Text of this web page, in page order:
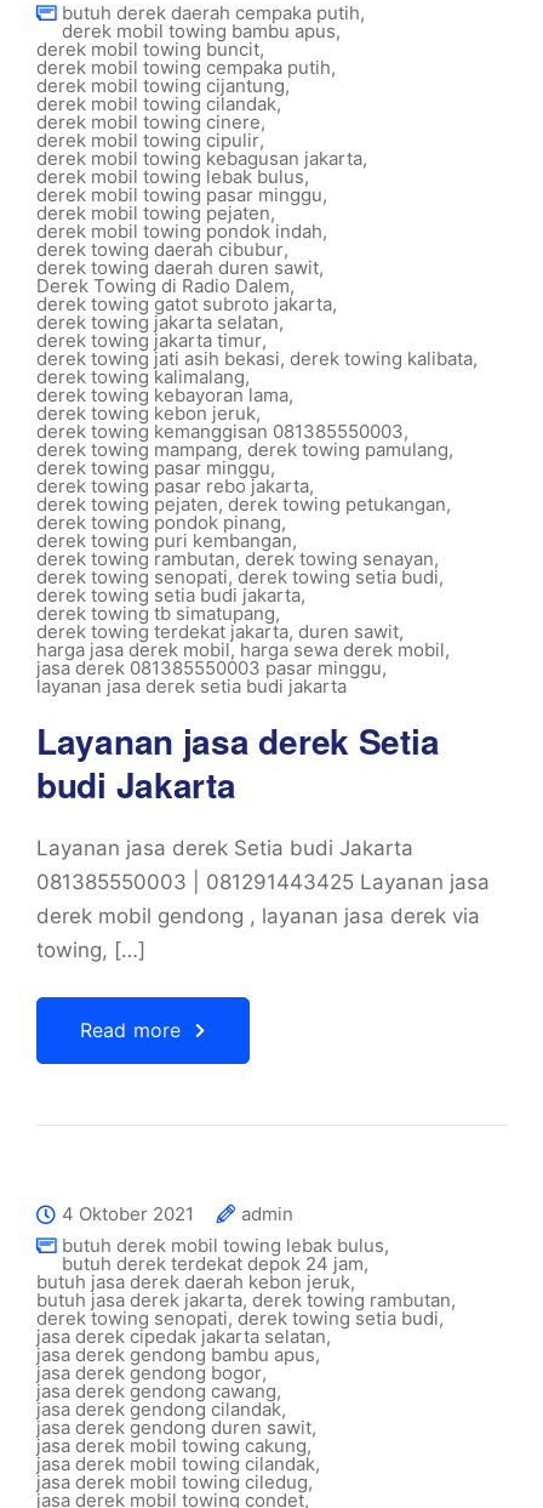
butuh derek daerah cempaka putih,
derek mobil towing bambu apus,
derek mobil towing buncit,
derek mobil towing cempaka putih,
derek mobil towing cijantung,
derek mobil towing cilandak,
derek mobil towing cinere,
derek mobil towing cipulir,
derek mobil towing kebagusan jakarta,
derek mobil towing lebak bulus,
derek mobil towing pasar minggu,
derek mobil towing pejaten,
derek mobil towing pondok indah,
derek towing daerah cibubur,
derek towing daerah duren sawit,
Derek Towing di Radio Dalem,
derek towing gatot subroto jakarta,
derek towing jakarta selatan,
derek towing jakarta timur,
derek towing jati asih bekasi, derek towing kalibata,
derek towing kalimalang,
derek towing kebayoran lama,
derek towing kebon jeruk,
derek towing kemanggisan 081385550003,
derek towing mampang, derek towing pamulang,
derek towing pasar minggu,
derek towing pasar rebo jakarta,
derek towing pejaten, derek towing petukangan,
derek towing pondok pinang,
derek towing puri kembangan,
derek towing rambutan, derek towing senayan,
derek towing senopati,derek towing setia budi,
derek towing setia budi jakarta,
derek towing tb simatupang,
derek towing terdekat jakarta, duren sawit,
harga jasa derek mobil, harga sewa derek mobil,
jasa derek 081385550003 pasar minggu,
layanan jasa derek setia budi jakarta
Layanan jasa derek Setia
budi Jakarta
Layanan jasa derek Setia budi Jakarta
081385550003 | 081291443425 Layanan jasa
derek mobil gendong , layanan jasa derek via
towing, […]
Read more
4 Oktober 2021
admin
butuh derek mobil towing lebak bulus,
butuh derek terdekat depok 24 jam,
butuh jasa derek daerah kebon jeruk,
butuh jasa derek jakarta, derek towing rambutan,
derek towing senopati, derek towing setia budi,
jasa derek cipedak jakarta selatan,
jasa derek gendong bambu apus,
jasa derek gendong bogor,
jasa derek gendong cawang,
jasa derek gendong cilandak,
jasa derek gendong duren sawit,
jasa derek mobil towing cakung,
jasa derek mobil towing cilandak,
jasa derek mobil towing ciledug,
jasa derek mobil towing condet,